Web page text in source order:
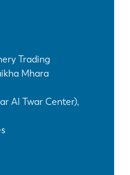
Trading
Mhara
Al Twar Center),